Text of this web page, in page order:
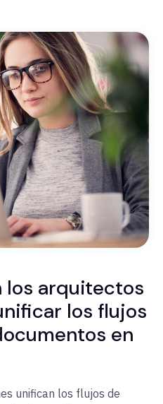
los arquitectos
los flujos
en
unifican los flujos de